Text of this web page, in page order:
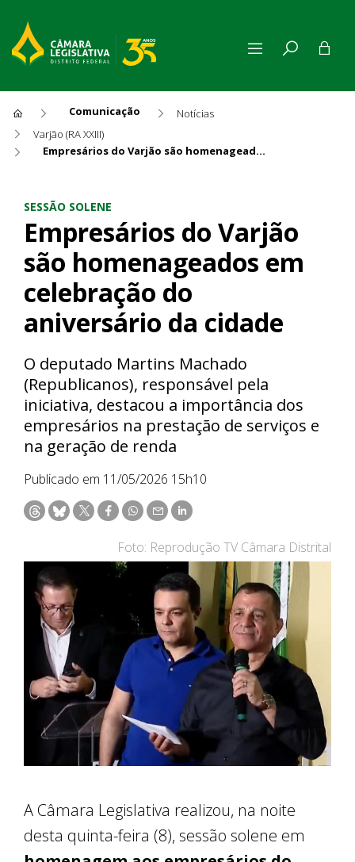
Comunicação
Notícias
Varjão (RA XXIII)
Empresários do Varjão são homenageados em celebração do aniversário da cidade
SESSÃO SOLENE
Empresários do Varjão
são homenageados em
celebração do
aniversário da cidade
O deputado Martins Machado
(Republicanos), responsável pela
iniciativa, destacou a importância dos
empresários na prestação de serviços e
na geração de renda
Publicado em 11/05/2026 15h10
Foto: Reprodução TV Câmara Distrital
A Câmara Legislativa realizou, na noite
desta quinta-feira (8), sessão solene em